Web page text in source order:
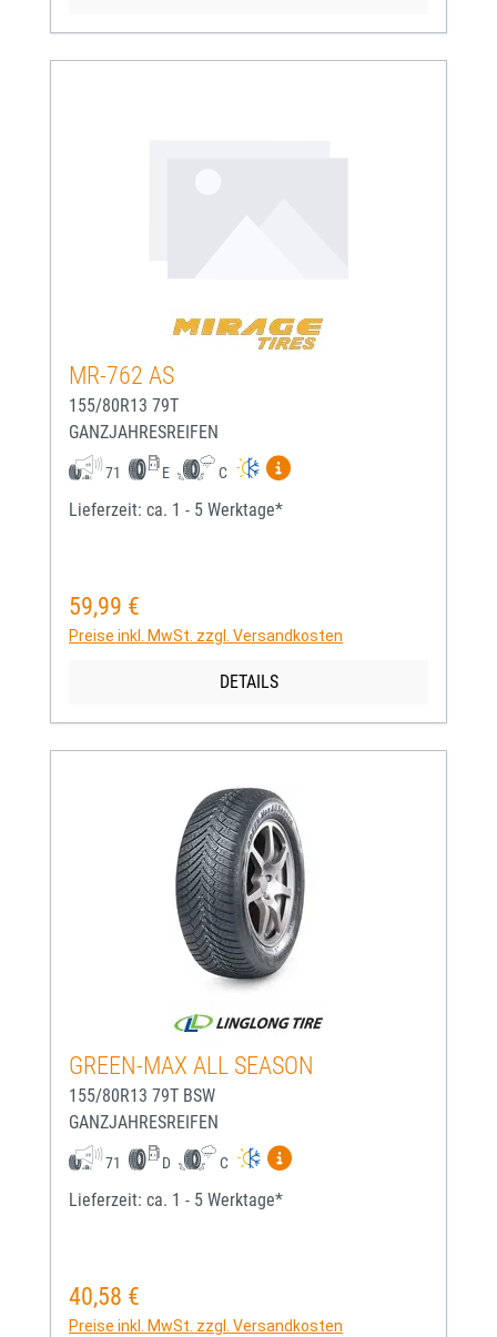
MR-762 AS
155/80R13 79T
GANZJAHRESREIFEN
71 E C
Mehr Informationen zum
Lieferzeit: ca. 1 - 5 Werktage*
Regulärer Preis:
59,99 €
Preise inkl. MwSt. zzgl. Versandkosten
DETAILS
GREEN-MAX ALL SEASON
155/80R13 79T BSW
GANZJAHRESREIFEN
71 D C
Mehr Informationen zum
Lieferzeit: ca. 1 - 5 Werktage*
Regulärer Preis:
40,58 €
Preise inkl. MwSt. zzgl. Versandkosten